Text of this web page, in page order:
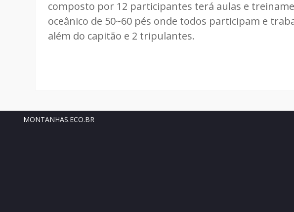
composto por 12 participantes terá aulas e
oceânico de 50~60 pés onde todos participam e
além do capitão e 2 tripulantes.
MONTANHAS.ECO.BR